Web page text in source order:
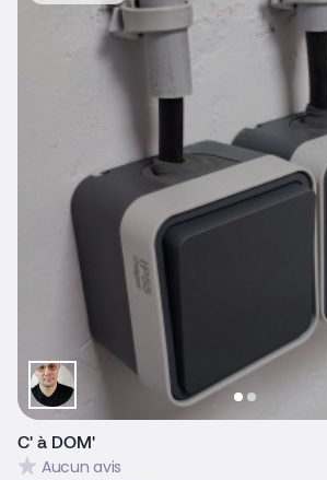
C' à DOM'
Aucun avis